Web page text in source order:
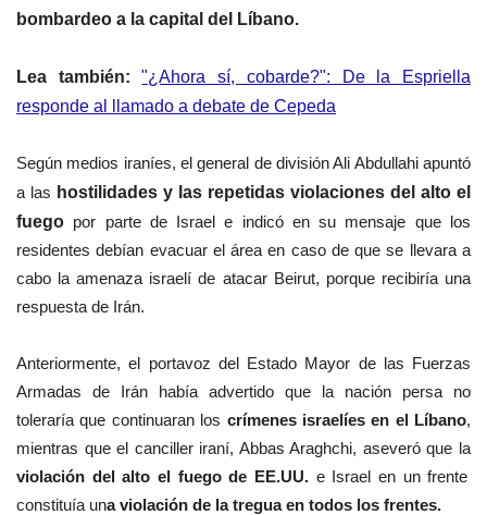
bombardeo a la capital del Líbano.
Lea también:"¿Ahora sí, cobarde?": De la Espriella
responde al llamado a debate de Cepeda
Según medios iraníes, el general de división Ali Abdullahi apuntó
a las hostilidades y las repetidas violaciones del alto el
fuego por parte de Israel e indicó en su mensaje que los
residentes debían evacuar el área en caso de que se llevara a
cabo la amenaza israelí de atacar Beirut, porque recibiría una
respuesta de Irán.
Anteriormente, el portavoz del Estado Mayor de las Fuerzas
Armadas de Irán había advertido que la nación persa no
toleraría que continuaran los crímenes israelíes en el Líbano,
mientras que el canciller iraní, Abbas Araghchi, aseveró que la
violación del alto el fuego de EE.UU. e Israel en un frente
constituía una violación de la tregua en todos los frentes.